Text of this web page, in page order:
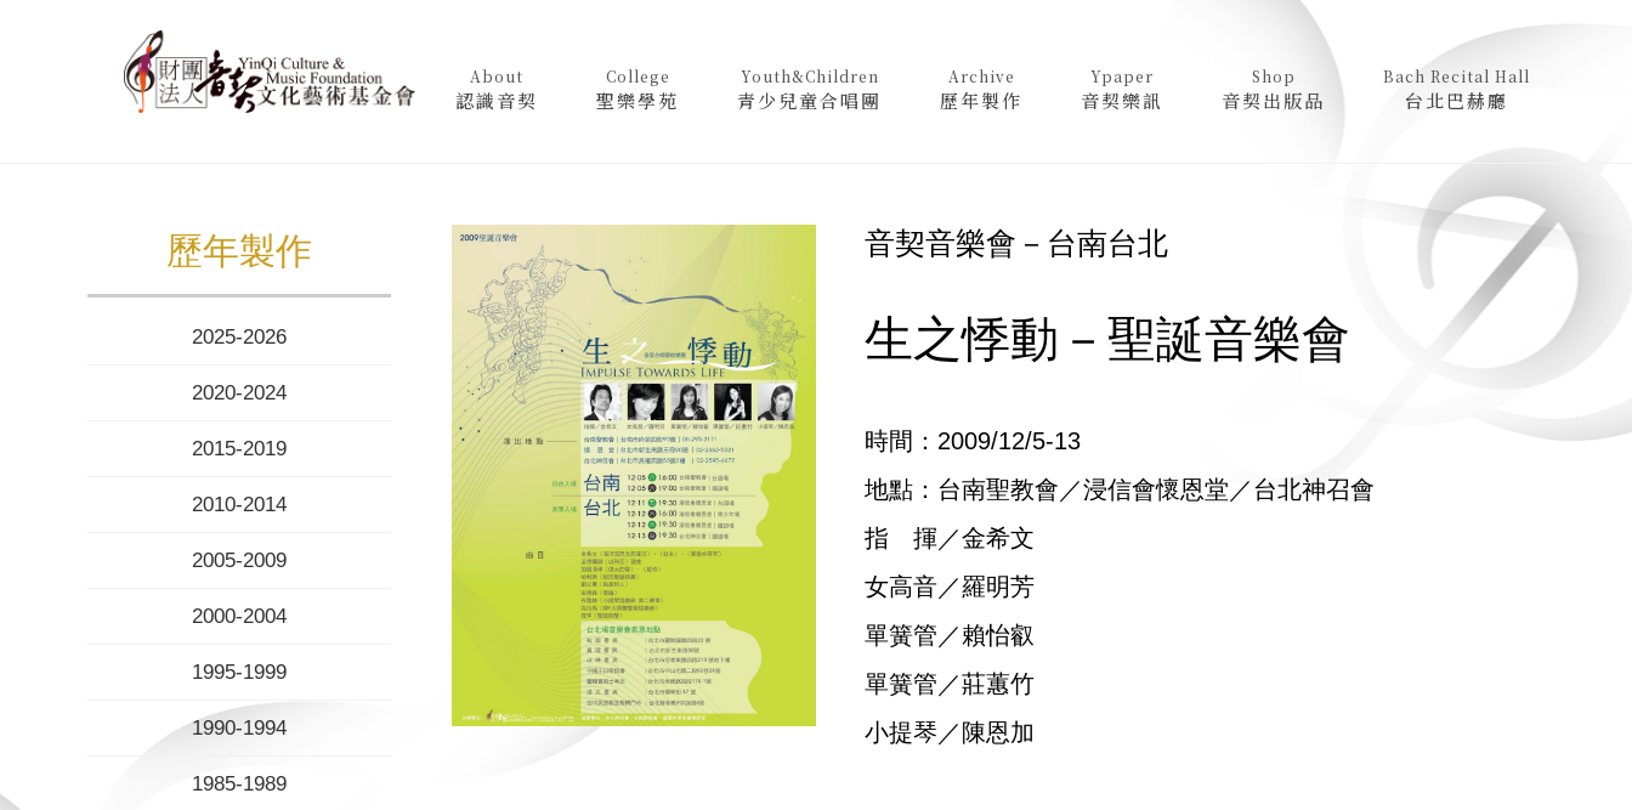
About
認識音契
College
聖樂學苑
Youth&Children
青少兒童合唱團
Archive
歷年製作
Ypaper
音契樂訊
Shop
音契出版品
Bach Recital Hall
台北巴赫廳
歷年製作
2025-2026
2020-2024
2015-2019
2010-2014
2005-2009
2000-2004
1995-1999
1990-1994
1985-1989
音契音樂會－台南台北
生之悸動－聖誕音樂會
時間：2009/12/5-13
地點：台南聖教會／浸信會懷恩堂／台北神召會
指 揮／金希文
女高音／羅明芳
單簧管／賴怡叡
單簧管／莊蕙竹
小提琴／陳恩加